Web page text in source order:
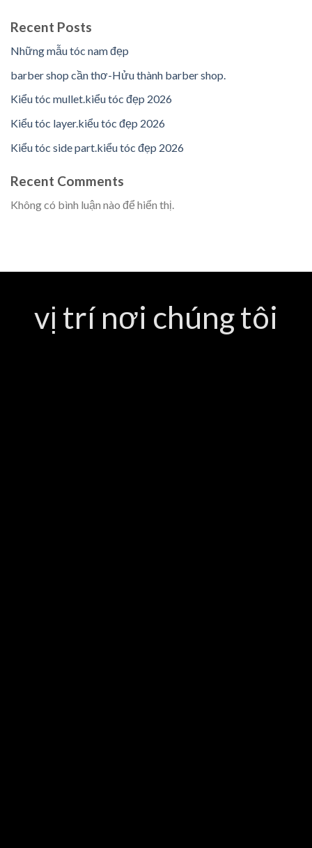
Recent Posts
Những mẫu tóc nam đẹp
barber shop cần thơ-Hửu thành barber shop.
Kiểu tóc mullet.kiểu tóc đẹp 2026
Kiểu tóc layer.kiểu tóc đẹp 2026
Kiểu tóc side part.kiểu tóc đẹp 2026
Recent Comments
Không có bình luận nào để hiển thị.
vị trí nơi chúng tôi